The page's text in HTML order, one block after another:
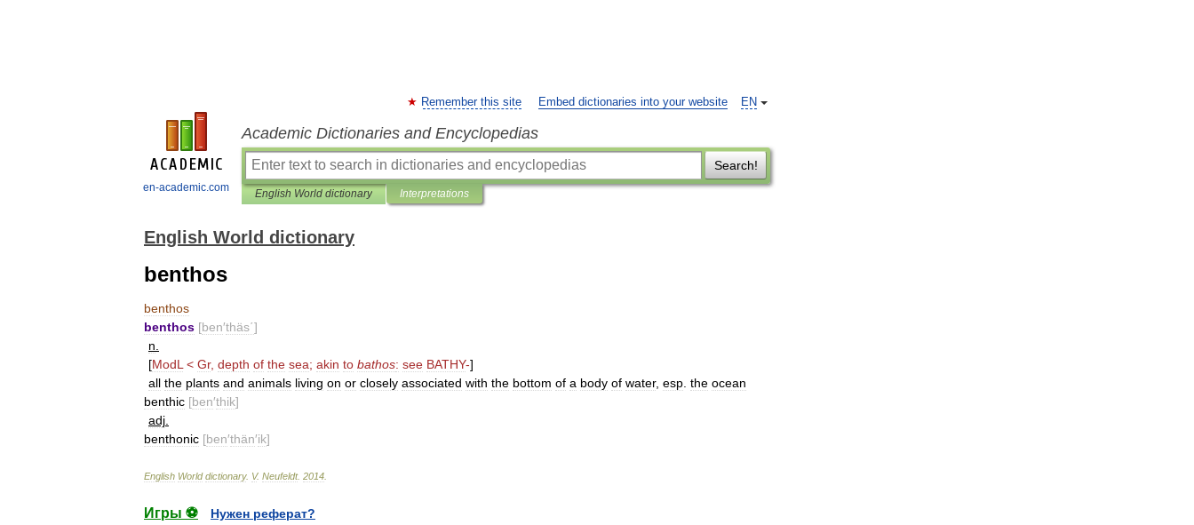
en-academic.com
EN
Remember this site Embed dictionaries into your website
Academic Dictionaries and Encyclopedias
Search!
English World dictionary Interpretations
English World dictionary
benthos
benthos
benthos [ben′thäs΄]
n
[ModL < Gr, depth of the sea; akin to bathos: see BATHY-]
all the plants and animals living on or closely associated with the bottom of a body of water, esp the ocean
benthic [ben′thik]
adj
benthonic [ben′thän′ik]
English World dictionary. V. Neufeldt. 2014
Игры ⚽
Нужен реферат?